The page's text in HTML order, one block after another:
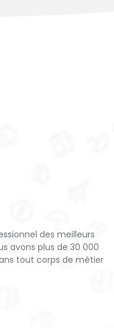
des meilleurs
avons plus de 30 000
tout corps de métier